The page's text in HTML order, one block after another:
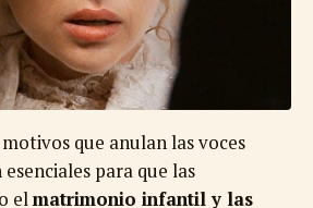
que anulan las voces
para que las
elmatrimonio infantil y las